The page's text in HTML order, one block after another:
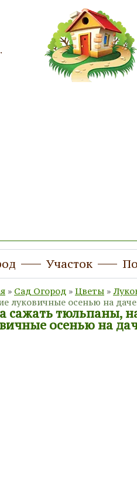
Участок
» Сад Огород » Цветы »
луковичные осенью на
сажать тюльпаны,
осенью на